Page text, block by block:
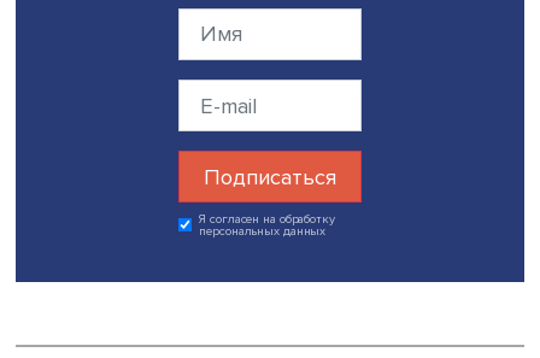
исследований следует предоставлять
Деперсонализация не мешает выяснить предпочтения
потребителей, это будет полезно и им, и компаниям.
он назвал печальным явлением.
Проректор НИУ ВШЭЕлена Одоевская
разработать платформу, где заинтересованные
университета могли бы ознакомиться и использовать
разработки МЦАВР, не отвлекая лишний раз его
для разъяснения принципов работы моделей и